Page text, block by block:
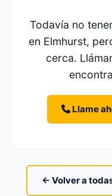
Todavía no
en Elmhurst,
cerca.
Llame
← Volver a